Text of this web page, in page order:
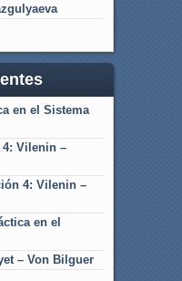
en el Sistema
Vilenin –
4: Vilenin –
en el
– Von Bilguer